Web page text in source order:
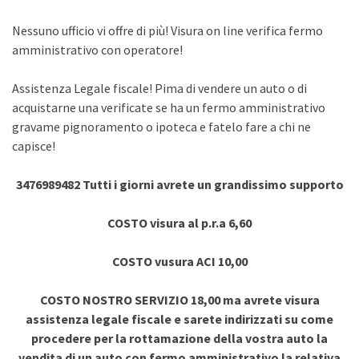
Nessuno ufficio vi offre di più! Visura on line verifica fermo
amministrativo con operatore!
Assistenza Legale fiscale! Pima di vendere un auto o di
acquistarne una verificate se ha un fermo amministrativo
gravame pignoramento o ipoteca e fatelo fare a chi ne
capisce!
3476989482 Tutti i giorni avrete un grandissimo supporto
COSTO visura al p.r.a 6,60
COSTO vusura ACI 10,00
COSTO NOSTRO SERVIZIO 18,00 ma avrete visura
assistenza legale fiscale e sarete indirizzati su come
procedere per la rottamazione della vostra auto la